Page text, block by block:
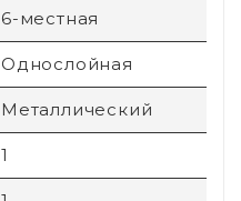
6-местная
Однослойная
Металлический
1